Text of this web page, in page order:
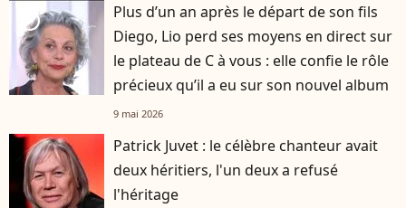
player2
Plus d’un an après le départ de son fils
Diego, Lio perd ses moyens en direct sur
le plateau de C à vous : elle confie le rôle
précieux qu’il a eu sur son nouvel album
9 mai 2026
Patrick Juvet : le célèbre chanteur avait
deux héritiers, l'un deux a refusé
l'héritage